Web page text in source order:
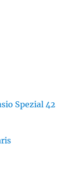
Spezial 42